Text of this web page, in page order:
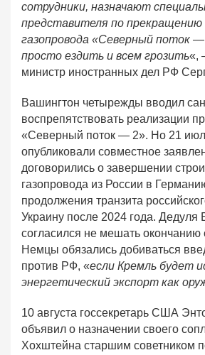
сотрудники, назначают
представителя по прекращению
газопровода «Северный поток
просто ездить и всем грозить«,
министр иностранных дел РФ
Вашингтон четырежды вводил
воспрепятствовать реализации
«Северный поток — 2». Но 21
опубликовали совместное
договорились о завершении
газопровода из России в
продолжения транзита
Украину после 2024 года. Дедуля
согласился не мешать окончанию
Немцы обязались добиваться
против РФ, «если Кремль будет
энергетический экспорт как
10 августа госсекретарь США
объявил о назначении своего
Хохштейна старшим советником